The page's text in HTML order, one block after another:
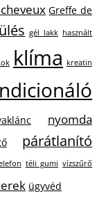
Greffe de
gél lakk használt
klíma kreatin
nyomda
párátlanító
téli gumi vízszűrő
ügyvéd